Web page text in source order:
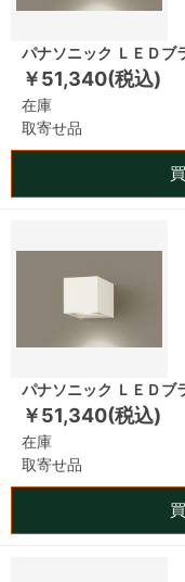
パナソニック ＬＥＤブ
￥51,340(税込)
在庫
取寄せ品
パナソニック ＬＥＤ
￥51,340(税込)
在庫
取寄せ品